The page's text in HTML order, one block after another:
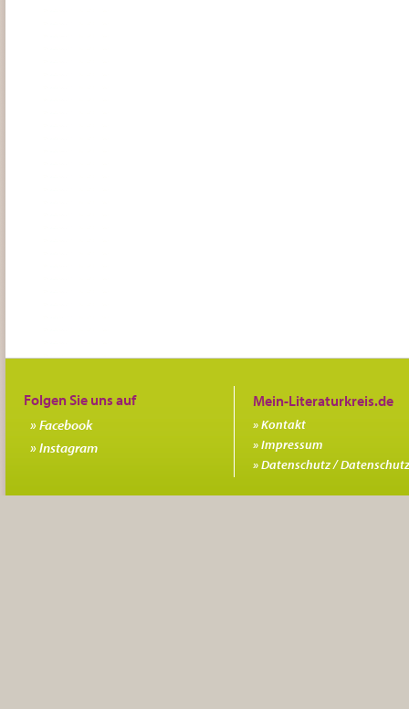
Kontakt
Impressum
Datenschutz /
Folgen Sie uns auf
Facebook
Instagram